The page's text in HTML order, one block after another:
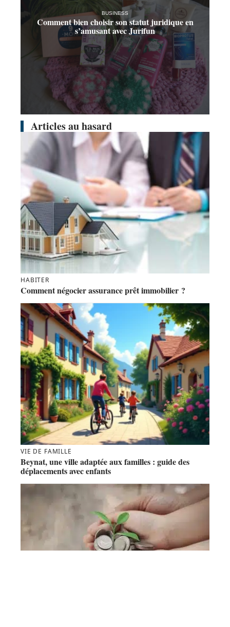
BUSINESS
Comment bien choisir son statut juridique en
s’amusant avec Jurifun
Articles au hasard
HABITER
Comment négocier assurance prêt immobilier ?
VIE DE FAMILLE
Beynat, une ville adaptée aux familles : guide des
déplacements avec enfants